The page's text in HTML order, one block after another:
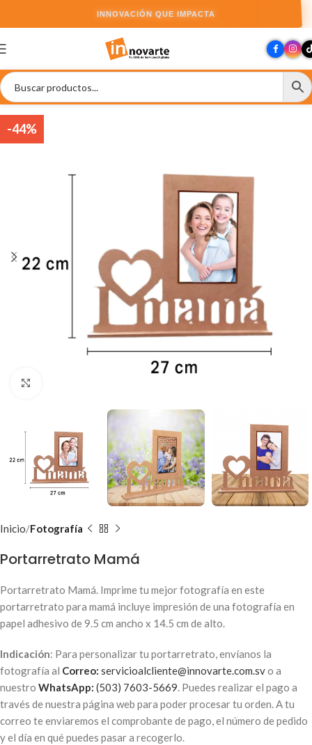
INNOVACIÓN QUE IMPACTA
-44%
Inicio Fotografía
Portarretrato Mamá
Portarretrato Mamá. Imprime tu mejor fotografía en este
portarretrato para mamá incluye impresión de una fotografía en
papel adhesivo de 9.5 cm ancho x 14.5 cm de alto.
Indicación: Para personalizar tu portarretrato, envíanos la
fotografía al Correo: servicioalcliente@innovarte.com.svo a
nuestro WhatsApp: (503) 7603-5669. Puedes realizar el pago a
través de nuestra página web para poder procesar tu orden. A tu
correo te enviaremos el comprobante de pago, el número de pedido
y el día en qué puedes pasar a recogerlo.